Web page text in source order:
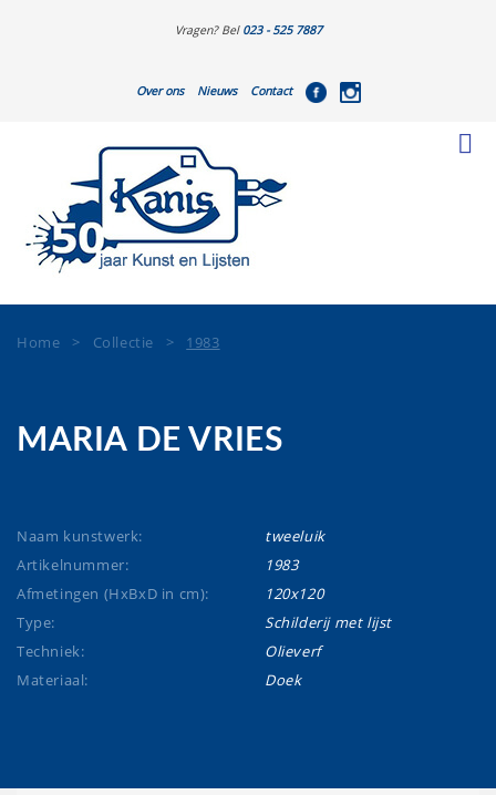
Vragen? Bel 023 - 525 7887
Over ons Nieuws Contact
Home > Collectie > 1983
MARIA DE VRIES
Naam kunstwerk:
tweeluik
Artikelnummer:
1983
Afmetingen (HxBxD in cm):
120x120
Type:
Schilderij met lijst
Techniek:
Olieverf
Materiaal:
Doek